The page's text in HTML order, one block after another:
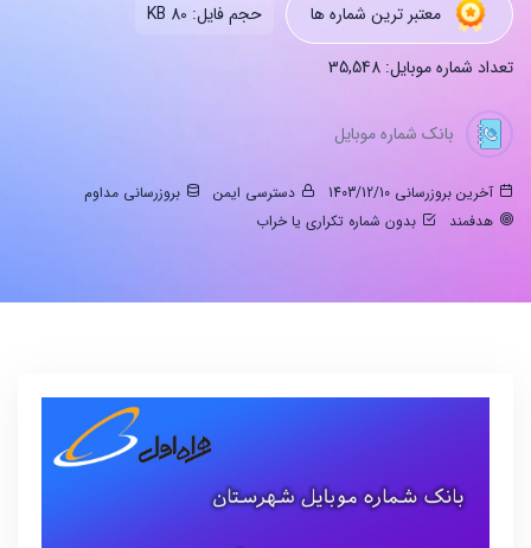
معتبر ترین شماره ها حجم فایل: 80 KB
تعداد شماره موبایل: 35,548
بانک شماره موبایل
آخرین بروزرسانی 1403/12/10 دسترسی ایمن
بروزرسانی مداوم
هدفمند
بدون شماره تکراری یا خراب